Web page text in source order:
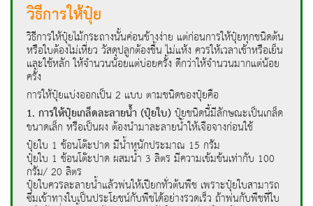
วิธีการให้ปุ๋ย
วิธีการให้ปุ๋ยไม้กระถางนั้นค่อนข้างง่าย แต่ก่อนการให้ปุ๋ยทุกชนิดต้น
หรือใบต้องไม่เหี่ยว วัสดุปลูกต้องชื้น ไม่แห้ง ควรให้เวลาเช้าหรือเย็น
และใช้หลัก ให้จำนวนน้อยแต่บ่อยครั้ง ดีกว่าให้จำนวนมากแต่น้อย
ครั้ง
การให้ปุ๋ยแบ่งออกเป็น 2 แบบ ตามชนิดของปุ๋ยคือ
1. การให้ปุ๋ยเกล็ดละลายน้ำ (ปุ๋ยใบ)ปุ๋ยชนิดนี้มีลักษณะเป็นเกล็ด
ขนาดเล็ก หรือเป็นผง ต้องนำมาละลายน้ำให้เจือจางก่อนใช้
ปุ๋ยใบ 1 ช้อนโต๊ะปาด มีน้ำหนักประมาณ 15 กรัม
ปุ๋ยใบ 1 ช้อนโต๊ะปาด ผสมน้ำ 3 ลิตร มีความเข้มข้นเท่ากับ 100
กรัม/ 20 ลิตร
ปุ๋ยใบควรละลายน้ำแล้วพ่นให้เปียกทั่วต้นพืช เพราะปุ๋ยใบสามารถ
ซึมเข้าทางใบเป็นประโยชน์กับพืชได้อย่างรวดเร็ว ถ้าพ่นกับพืชที่ใบ